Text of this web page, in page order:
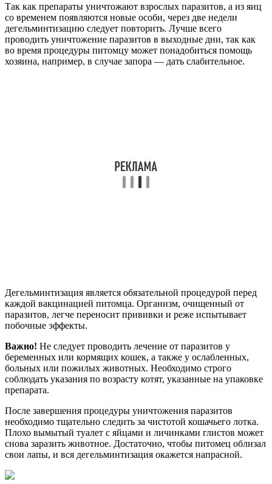
Так как препараты уничтожают взрослых паразитов, а из яиц
со временем появляются новые особи, через две недели
дегельминтизацию следует повторить. Лучше всего
проводить уничтожение паразитов в выходные дни, так как
во время процедуры питомцу может понадобиться помощь
хозяина, например, в случае запора — дать слабительное.
Дегельминтизация является обязательной процедурой перед
каждой вакцинацией питомца. Организм, очищенный от
паразитов, легче переносит прививки и реже испытывает
побочные эффекты.
Важно! Не следует проводить лечение от паразитов у
беременных или кормящих кошек, а также у ослабленных,
больных или пожилых животных. Необходимо строго
соблюдать указания по возрасту котят, указанные на упаковке
препарата.
После завершения процедуры уничтожения паразитов
необходимо тщательно следить за чистотой кошачьего лотка.
Плохо вымытый туалет с яйцами и личинками глистов может
снова заразить животное. Достаточно, чтобы питомец облизал
свои лапы, и вся дегельминтизация окажется напрасной.